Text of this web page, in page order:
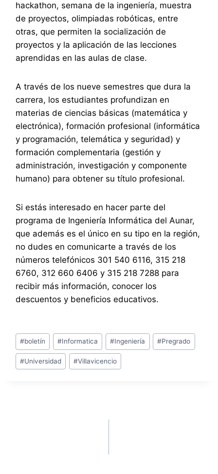
hackathon, semana de la ingeniería, muestra
de proyectos, olimpiadas robóticas, entre
otras, que permiten la socialización de
proyectos y la aplicación de las lecciones
aprendidas en las aulas de clase.
A través de los nueve semestres que dura la
carrera, los estudiantes profundizan en
materias de ciencias básicas (matemática y
electrónica), formación profesional (informática
y programación, telemática y seguridad) y
formación complementaria (gestión y
administración, investigación y componente
humano) para obtener su título profesional.
Si estás interesado en hacer parte del
programa de Ingeniería Informática del Aunar,
que además es el único en su tipo en la región,
no dudes en comunicarte a través de los
números telefónicos 301 540 6116, 315 218
6760, 312 660 6406 y 315 218 7288 para
recibir más información, conocer los
descuentos y beneficios educativos.
#boletín #Informatica #Ingeniería #Pregrado
#Universidad #Villavicencio